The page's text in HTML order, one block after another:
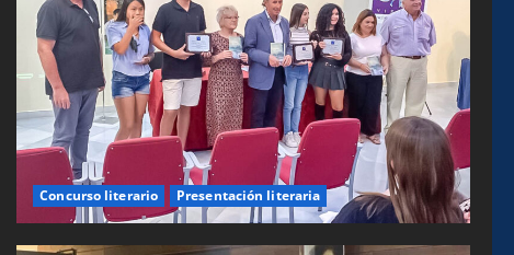
Concurso literario Presentación literaria